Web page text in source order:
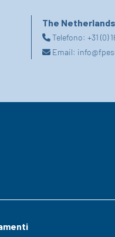
The Netherlands
Telefono:+31 (0)
Email: